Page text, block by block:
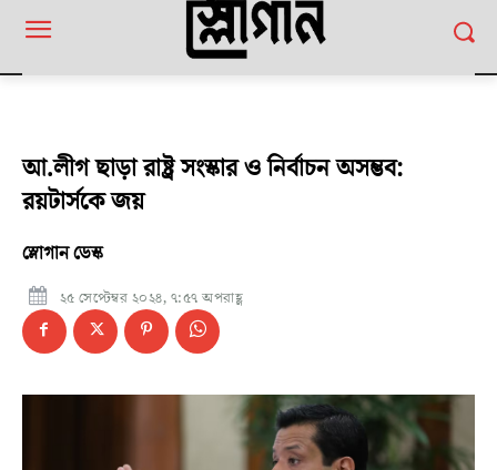
আ.লীগ ছাড়া রাষ্ট্র সংস্কার ও নির্বাচন অসম্ভব:
রয়টার্সকে জয়
স্লোগান ডেস্ক
২৫ সেপ্টেম্বর ২০২৪, ৭:৫৭ অপরাহ্ণ